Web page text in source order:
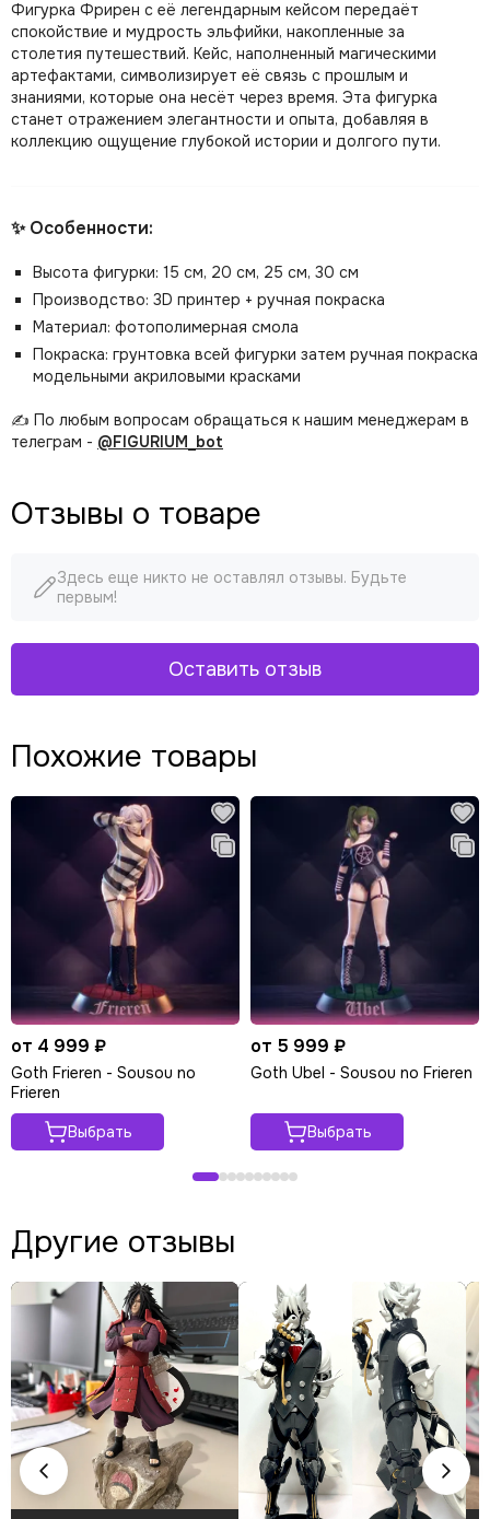
Фигурка Фрирен с её легендарным кейсом передаёт
спокойствие и мудрость эльфийки, накопленные за
столетия путешествий. Кейс, наполненный магическими
артефактами, символизирует её связь с прошлым и
знаниями, которые она несёт через время. Эта фигурка
станет отражением элегантности и опыта, добавляя в
коллекцию ощущение глубокой истории и долгого пути.
✨ Особенности:
Высота фигурки: 15 см, 20 см, 25 см, 30 см
Производство: 3D принтер + ручная покраска
Материал: фотополимерная смола
Покраска: грунтовка всей фигурки затем ручная покраска
модельными акриловыми красками
✍️ По любым вопросам обращаться к нашим менеджерам в
телеграм - @FIGURIUM_bot
Отзывы о товаре
Здесь еще никто не оставлял отзывы. Будьте
первым!
Оставить отзыв
Похожие товары
от 4 999 ₽
Goth Frieren - Sousou no
Frieren
Выбрать
от 5 999 ₽
Goth Ubel - Sousou no Frieren
Выбрать
Другие отзывы